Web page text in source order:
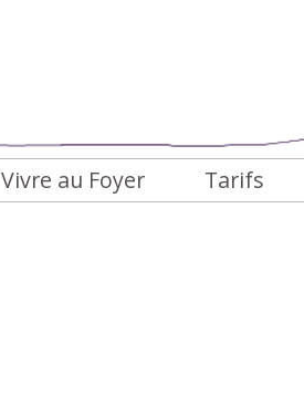
Vivre au Foyer Tarifs